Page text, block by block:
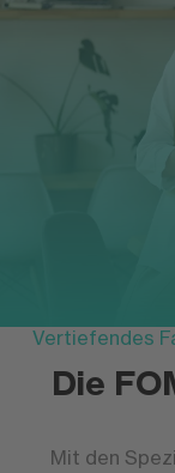
Vertiefendes
Die
Mit den